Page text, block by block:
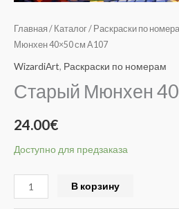
Главная / Каталог/ Раскраски по
Мюнхен 40×50 см A107
WizardiArt, Раскраски по номерам
Старый Мюнхен
24.00€
Доступно для предзаказа
В корзину